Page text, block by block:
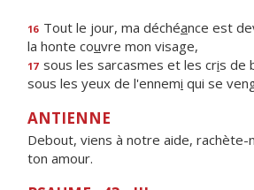
16 Tout le jour, ma déchéance est
la honte couvre mon visage,
17 sous les sarcasmes et les cris de
sous les yeux de l'ennemi qui se
ANTIENNE
Debout, viens à notre aide, rachète-
ton amour.